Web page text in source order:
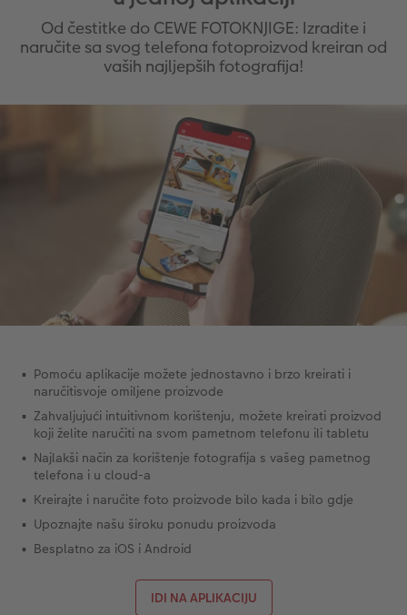
Od čestitke do CEWE FOTOKNJIGE: Izradite i
naručite sa svog telefona fotoproizvod kreiran od
vaših najljepših fotografija!
Pomoću aplikacije možete jednostavno i brzo kreirati i
naručiti​​svoje omiljene proizvode
Zahvaljujući intuitivnom korištenju, možete kreirati proizvod
koji želite naručiti na svom pametnom telefonu ili tabletu
Najlakši način za korištenje fotografija s vašeg pametnog
telefona i u cloud-a
Kreirajte i naručite foto proizvode bilo kada i bilo gdje
Upoznajte našu široku ponudu proizvoda
Besplatno za iOS i Android
IDI NA APLIKACIJU